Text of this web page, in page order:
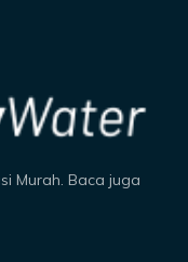
Murah. Baca juga